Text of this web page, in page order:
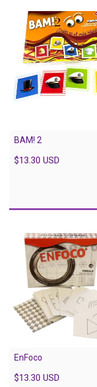
BAM! 2
$13.30 USD
EnFoco
$13.30 USD